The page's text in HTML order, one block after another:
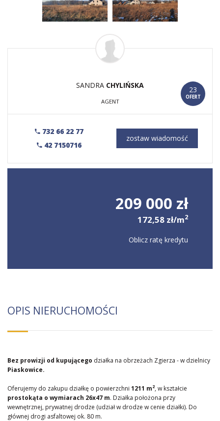
23
OFERT
SANDRA CHYLIŃSKA
AGENT
732 66 22 77
42 7150716
zostaw wiadomość
209 000 zł
172,58 zł/m2
Oblicz ratę kredytu
OPIS NIERUCHOMOŚCI
Bez prowizji od kupującego działka na obrzeżach Zgierza - w dzielnicy
Piaskowice.
Oferujemy do zakupu działkę o powierzchni 1211 m2, w kształcie
prostokąta o wymiarach 26x47 m. Działka położona przy
wewnętrznej, prywatnej drodze (udział w drodze w cenie działki). Do
głównej drogi asfaltowej ok. 80 m.